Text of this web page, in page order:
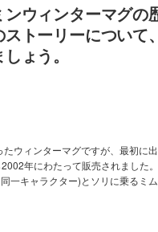
ウィンターマグの
トーリーについて
ょう。
ウィンターマグですが、最初に
年にわたって販売されました
一キャラクター)とソリに乗るミ